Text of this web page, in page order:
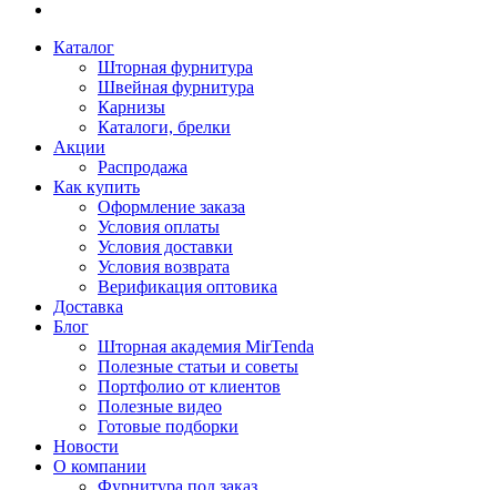
Каталог
Шторная фурнитура
Швейная фурнитура
Карнизы
Каталоги, брелки
Акции
Распродажа
Как купить
Оформление заказа
Условия оплаты
Условия доставки
Условия возврата
Верификация оптовика
Доставка
Блог
Шторная академия MirTenda
Полезные статьи и советы
Портфолио от клиентов
Полезные видео
Готовые подборки
Новости
О компании
Фурнитура под заказ